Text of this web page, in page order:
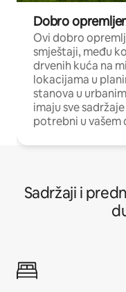
Dobro
Ovi dobro
smještaji, među
drvenih kuća na
lokacijama u
stanova u
imaju sve
potrebni u vašem
Sadržaji i